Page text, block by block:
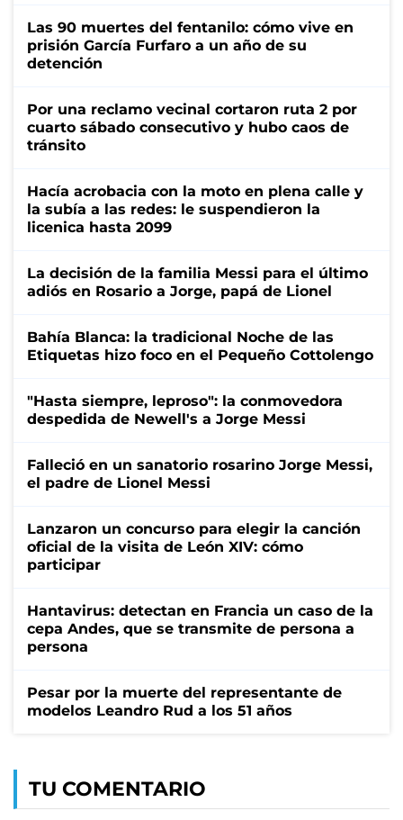
Las 90 muertes del fentanilo: cómo vive en
prisión García Furfaro a un año de su
detención
Por una reclamo vecinal cortaron ruta 2 por
cuarto sábado consecutivo y hubo caos de
tránsito
Hacía acrobacia con la moto en plena calle y
la subía a las redes: le suspendieron la
licenica hasta 2099
La decisión de la familia Messi para el último
adiós en Rosario a Jorge, papá de Lionel
Bahía Blanca: la tradicional Noche de las
Etiquetas hizo foco en el Pequeño Cottolengo
"Hasta siempre, leproso": la conmovedora
despedida de Newell's a Jorge Messi
Falleció en un sanatorio rosarino Jorge Messi,
el padre de Lionel Messi
Lanzaron un concurso para elegir la canción
oficial de la visita de León XIV: cómo
participar
Hantavirus: detectan en Francia un caso de la
cepa Andes, que se transmite de persona a
persona
Pesar por la muerte del representante de
modelos Leandro Rud a los 51 años
TU COMENTARIO